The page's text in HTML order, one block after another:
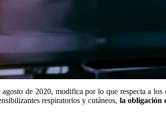
agosto de 2020, modifica por lo que respecta a
respiratorios y cutáneos, la obligación